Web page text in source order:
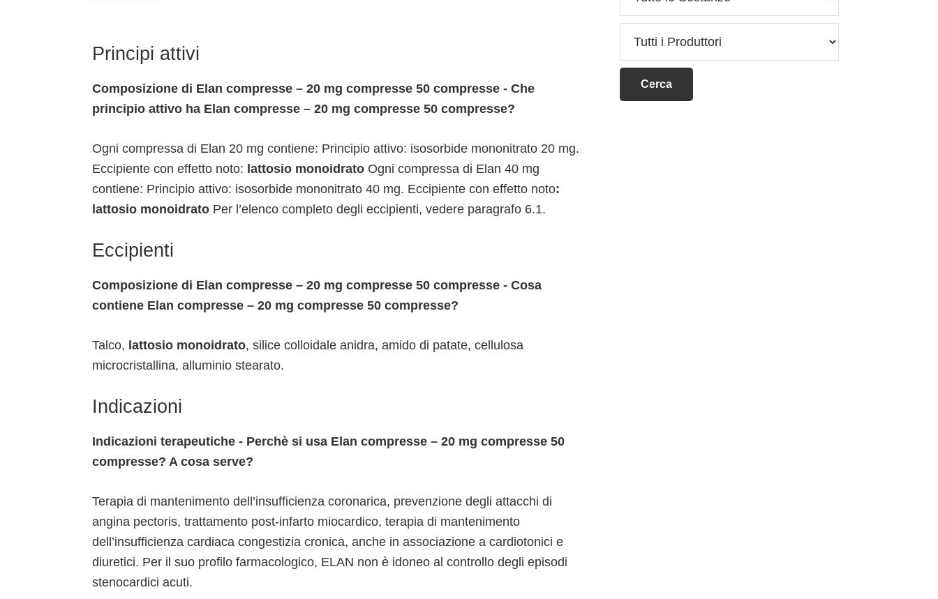
Principi attivi
Composizione di Elan compresse – 20 mg compresse 50 compresse - Che
principio attivo ha Elan compresse – 20 mg compresse 50 compresse?
Ogni compressa di Elan 20 mg contiene: Principio attivo: isosorbide mononitrato 20 mg.
Eccipiente con effetto noto: lattosio monoidrato Ogni compressa di Elan 40 mg
contiene: Principio attivo: isosorbide mononitrato 40 mg. Eccipiente con effetto noto:
lattosio monoidrato Per l’elenco completo degli eccipienti, vedere paragrafo 6.1.
Eccipienti
Composizione di Elan compresse – 20 mg compresse 50 compresse - Cosa
contiene Elan compresse – 20 mg compresse 50 compresse?
Talco, lattosio monoidrato, silice colloidale anidra, amido di patate, cellulosa
microcristallina, alluminio stearato.
Indicazioni
Indicazioni terapeutiche - Perchè si usa Elan compresse – 20 mg compresse 50
compresse? A cosa serve?
Terapia di mantenimento dell’insufficienza coronarica, prevenzione degli attacchi di
angina pectoris, trattamento post-infarto miocardico, terapia di mantenimento
dell’insufficienza cardiaca congestizia cronica, anche in associazione a cardiotonici e
diuretici. Per il suo profilo farmacologico, ELAN non è idoneo al controllo degli episodi
stenocardici acuti.